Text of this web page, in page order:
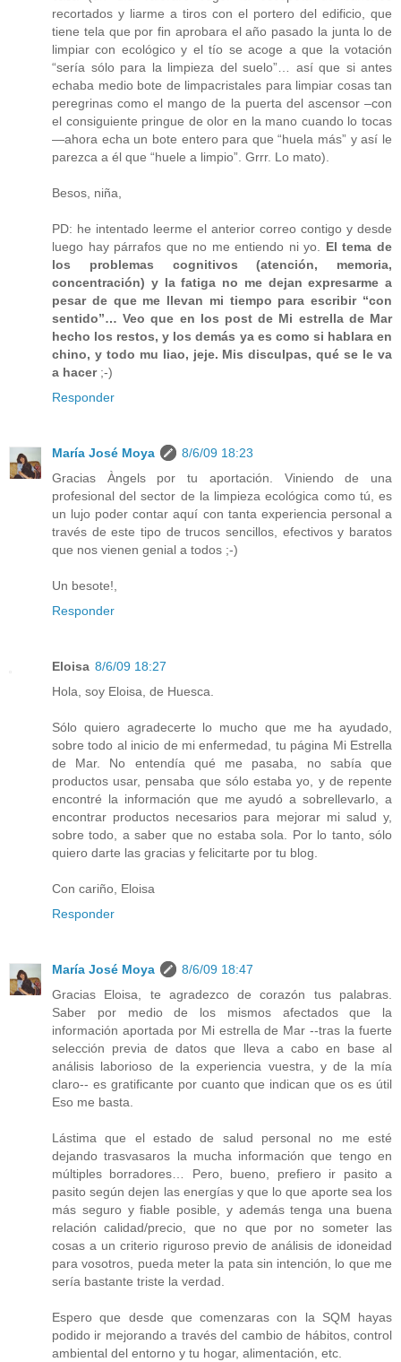
recortados y liarme a tiros con el portero del edificio, que
tiene tela que por fin aprobara el año pasado la junta lo de
limpiar con ecológico y el tío se acoge a que la votación
“sería sólo para la limpieza del suelo”… así que si antes
echaba medio bote de limpacristales para limpiar cosas tan
peregrinas como el mango de la puerta del ascensor –con
el consiguiente pringue de olor en la mano cuando lo tocas
—ahora echa un bote entero para que “huela más” y así le
parezca a él que “huele a limpio”. Grrr. Lo mato).
Besos, niña,
PD: he intentado leerme el anterior correo contigo y desde
luego hay párrafos que no me entiendo ni yo. El tema de
los problemas cognitivos (atención, memoria,
concentración) y la fatiga no me dejan expresarme a
pesar de que me llevan mi tiempo para escribir “con
sentido”… Veo que en los post de Mi estrella de Mar
hecho los restos, y los demás ya es como si hablara en
chino, y todo mu liao, jeje. Mis disculpas, qué se le va
a hacer;-)
Responder
María José Moya
8/6/09 18:23
Gracias Àngels por tu aportación. Viniendo de una
profesional del sector de la limpieza ecológica como tú, es
un lujo poder contar aquí con tanta experiencia personal a
través de este tipo de trucos sencillos, efectivos y baratos
que nos vienen genial a todos ;-)
Un besote!,
Responder
Eloisa 8/6/09 18:27
Hola, soy Eloisa, de Huesca.
Sólo quiero agradecerte lo mucho que me ha ayudado,
sobre todo al inicio de mi enfermedad, tu página Mi Estrella
de Mar. No entendía qué me pasaba, no sabía que
productos usar, pensaba que sólo estaba yo, y de repente
encontré la información que me ayudó a sobrellevarlo, a
encontrar productos necesarios para mejorar mi salud y,
sobre todo, a saber que no estaba sola. Por lo tanto, sólo
quiero darte las gracias y felicitarte por tu blog.
Con cariño, Eloisa
Responder
María José Moya
8/6/09 18:47
Gracias Eloisa, te agradezco de corazón tus palabras.
Saber por medio de los mismos afectados que la
información aportada por Mi estrella de Mar --tras la fuerte
selección previa de datos que lleva a cabo en base al
análisis laborioso de la experiencia vuestra, y de la mía
claro-- es gratificante por cuanto que indican que os es útil
Eso me basta.
Lástima que el estado de salud personal no me esté
dejando trasvasaros la mucha información que tengo en
múltiples borradores… Pero, bueno, prefiero ir pasito a
pasito según dejen las energías y que lo que aporte sea los
más seguro y fiable posible, y además tenga una buena
relación calidad/precio, que no que por no someter las
cosas a un criterio riguroso previo de análisis de idoneidad
para vosotros, pueda meter la pata sin intención, lo que me
sería bastante triste la verdad.
Espero que desde que comenzaras con la SQM hayas
podido ir mejorando a través del cambio de hábitos, control
ambiental del entorno y tu hogar, alimentación, etc.